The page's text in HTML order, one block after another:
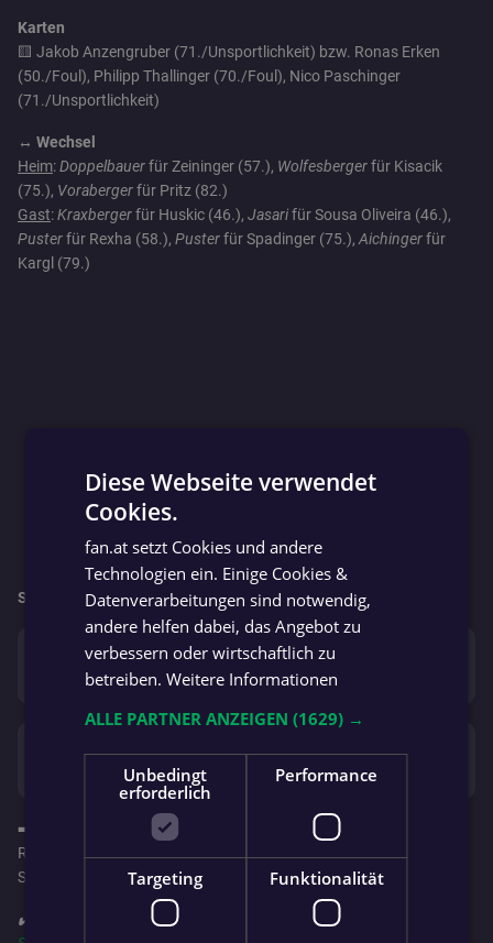
Karten
🟨 Jakob Anzengruber (71./Unsportlichkeit) bzw. Ronas Erken
(50./Foul), Philipp Thallinger (70./Foul), Nico Paschinger
(71./Unsportlichkeit)
↔️ Wechsel
Heim:Doppelbauerfür Zeininger (57.), Wolfesbergerfür Kisacik
(75.), Vorabergerfür Pritz (82.)
Gast:Kraxbergerfür Huskic (46.), Jasarifür Sousa Oliveira (46.),
Pusterfür Rexha (58.), Pusterfür Spadinger (75.), Aichingerfür
Kargl (79.)
So geht’s für beide Mannschaften weiter:
So. 02.11.
0 : 3
➡️ Wenn du bei den Spielen vor Ort bist, melde dich gerne als
Reporter an, damit alle Fans erfahren, was gerade LIVE am
Spielfeld passiert!
✔️ Folge jetzt auch deinem Team in der fan.at App
Diese Webseite verwendet
Cookies.
fan.at setzt Cookies und andere
Technologien ein. Einige Cookies &
Datenverarbeitungen sind notwendig,
andere helfen dabei, das Angebot zu
verbessern oder wirtschaftlich zu
betreiben.Weitere Informationen
ALLE PARTNER ANZEIGEN(1629) →
Unbedingt
erforderlich
Performance
Targeting Funktionalität